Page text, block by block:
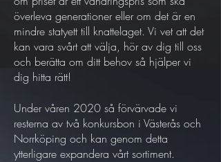
överleva generationer eller om det är en
mindre statyett till knattelaget. Vi vet att det
kan vara svårt att välja, hör av dig till oss
och berätta om ditt behov så hjälper vi
dig hitta rätt!
Under våren 2020 så förvärvade vi
resterna av två konkursbon i Västerås och
Norrköping och kan genom detta
ytterligare expandera vårt sortiment.